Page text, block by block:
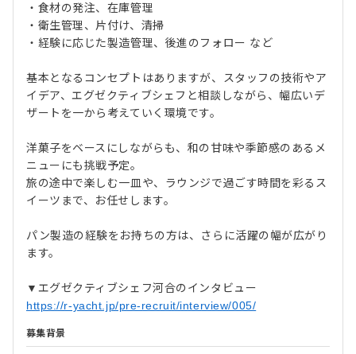
・食材の発注、在庫管理
・衛生管理、片付け、清掃
・経験に応じた製造管理、後進のフォロー など
基本となるコンセプトはありますが、スタッフの技術やア
イデア、エグゼクティブシェフと相談しながら、幅広いデ
ザートを一から考えていく環境です。
洋菓子をベースにしながらも、和の甘味や季節感のあるメ
ニューにも挑戦予定。
旅の途中で楽しむ一皿や、ラウンジで過ごす時間を彩るス
イーツまで、お任せします。
パン製造の経験をお持ちの方は、さらに活躍の幅が広がり
ます。
▼エグゼクティブシェフ河合のインタビュー
https://r-yacht.jp/pre-recruit/interview/005/
募集背景